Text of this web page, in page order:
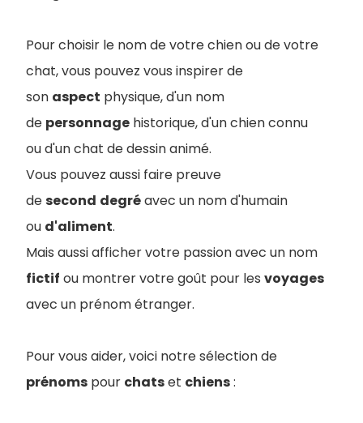
Pour choisir le nom de votre chien ou de votre
chat, vous pouvez vous inspirer de
son aspect physique, d'un nom
de personnage historique, d'un chien connu
ou d'un chat de dessin animé.
Vous pouvez aussi faire preuve
desecond degréavec un nom d'humain
ou d'aliment.
Mais aussi afficher votre passion avec un nom
fictif ou montrer votre goût pour les voyages
avec un prénom étranger.
Pour vous aider, voici notre sélection de
prénoms pour chatset chiens: